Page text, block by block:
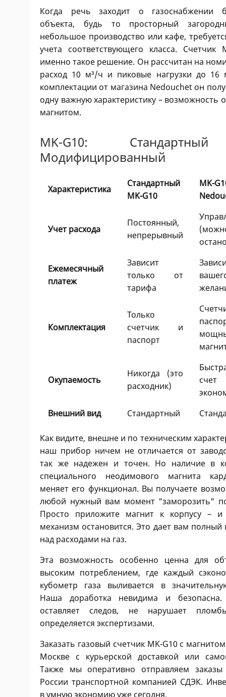
Когда речь заходит о газоснабжении
объекта, будь то просторный
небольшое производство или кафе,
учета соответствующего класса. Счетчик
именно такое решение. Он рассчитан на
расход 10 м³/ч и пиковые нагрузки до 16
комплектации от магазина Nedouchet он
одну важную характеристику – возможность
магнитом.
MK-G10:
Модифицированный
Характеристика
Стандартный
MK-G10
MK-
Учет расхода
Постоянный,
непрерывный
Ежемесячный
платеж
Зависит
только от
тарифа
Комплектация
Только
счетчик и
паспорт
Окупаемость
Никогда (это
расходник)
счет
Внешний вид
Стандартный
Как видите, внешне и по техническим
наш прибор ничем не отличается от
так же надежен и точен. Но наличие в
специального неодимового магнита
меняет его функционал. Вы получаете
любой нужный вам момент "заморозить"
Просто приложите магнит к корпусу – и
механизм остановится. Это дает вам полный
над расходами на газ.
Эта возможность особенно ценна для
высоким потреблением, где каждый
кубометр газа выливается в
Наша доработка невидима и
оставляет следов, не нарушает
определяется экспертизами.
Заказать газовый счетчик MK-G10 с
Москве с курьерской доставкой или
Также мы оперативно отправляем
России транспортной компанией СДЭК.
в умную экономию уже сегодня.